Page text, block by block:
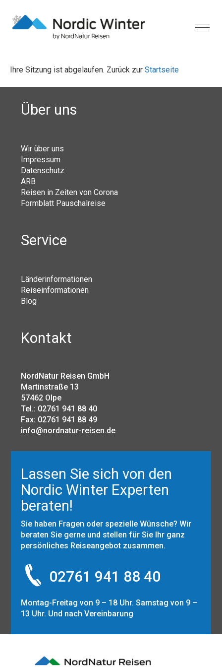
Ihre Sitzung ist abgelaufen. Zurück zur Startseite
Über uns
Wir über uns
Impressum
Datenschutz
ARB
Reisen in Zeiten von Corona
Formblatt Pauschalreise
Service
Länderinformationen
Reiseinformationen
Blog
Kontakt
NordNatur Reisen GmbH
Martinstraße 13
57462 Olpe
Tel.: 02761 941 88 40
Fax: 02761 941 88 49
info@nordnatur-reisen.de
Lassen Sie sich von den
Nordic Winter Experten
beraten!
Sie haben Fragen oder spezielle Wünsche? Wir
beraten Sie gerne und stellen für Sie Ihr ganz
persönliches Reiseangebot zusammen.
02761 941 88 40
Montag-Freitag von 9 – 18 Uhr. Samstag von 9 –
13 Uhr. Und nach Vereinbarung